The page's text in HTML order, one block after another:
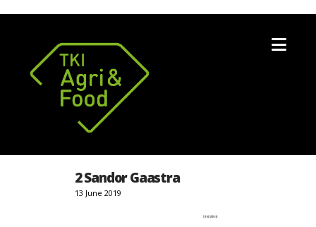
2 Sandor Gaastra
13 June 2019